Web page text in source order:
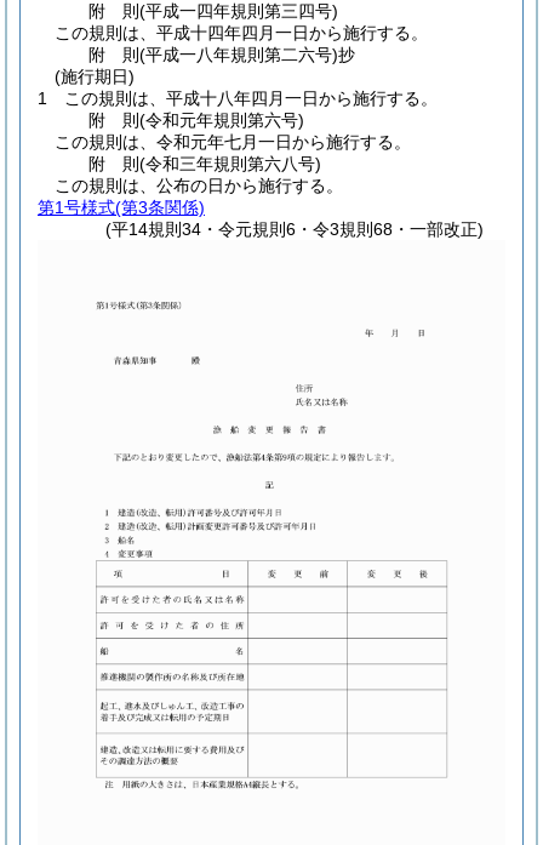
附 則(平成一四年規則第三四号)
この規則は、平成十四年四月一日から施行する。
附 則(平成一八年規則第二六号)抄
(施行期日)
1
この規則は、平成十八年四月一日から施行する。
附 則(令和元年規則第六号)
この規則は、令和元年七月一日から施行する。
附 則(令和三年規則第六八号)
この規則は、公布の日から施行する。
第1号様式(第3条関係)
(平14規則34・令元規則6・令3規則68・一部改正)